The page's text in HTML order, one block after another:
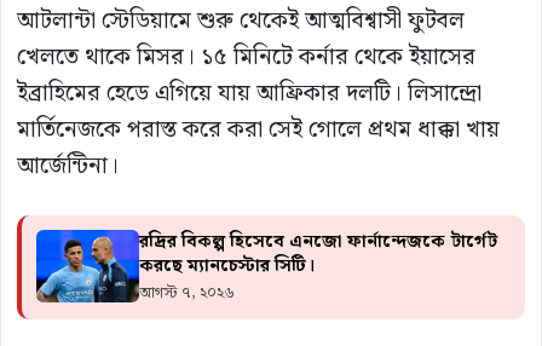
আটলান্টা স্টেডিয়ামে শুরু থেকেই আত্মবিশ্বাসী ফুটবল
খেলতে থাকে মিসর। ১৫ মিনিটে কর্নার থেকে ইয়াসের
ইব্রাহিমের হেডে এগিয়ে যায় আফ্রিকার দলটি। লিসান্দ্রো
মার্তিনেজকে পরাস্ত করে করা সেই গোলে প্রথম ধাক্কা খায়
আর্জেন্টিনা।
রদ্রির বিকল্প হিসেবে এনজো ফার্নান্দেজকে টার্গেট
করছে ম্যানচেস্টার সিটি।
আগস্ট ৭, ২০২৬